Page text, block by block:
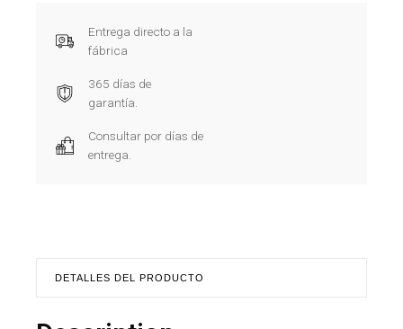
Entrega directo a la
fábrica
365 días de
garantía.
Consultar por días de
entrega.
DETALLES DEL PRODUCTO